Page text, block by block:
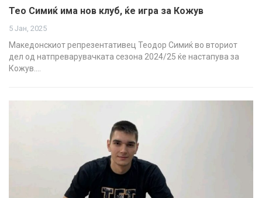
Тео Симиќ има нов клуб, ќе игра за Кожув
5 Јан, 2025
Македонскиот репрезентативец Теодор Симиќ во вториот
дел од натпреварувачката сезона 2024/25 ќе настапува за
Кожув.…